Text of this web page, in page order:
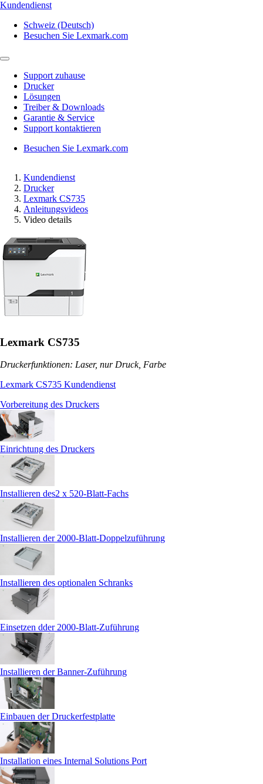
Kundendienst
Schweiz (Deutsch)
Besuchen Sie Lexmark.com
Support zuhause
Drucker
Lösungen
Treiber & Downloads
Garantie & Service
Support kontaktieren
Besuchen Sie Lexmark.com
Kundendienst
Drucker
Lexmark CS735
Anleitungsvideos
Video details
Lexmark CS735
Druckerfunktionen: Laser, nur Druck, Farbe
Lexmark CS735 Kundendienst
Vorbereitung des Druckers
Einrichtung des Druckers
Installieren des2 x 520-Blatt-Fachs
Installieren der 2000-Blatt-Doppelzuführung
Installieren des optionalen Schranks
Einsetzen dder 2000-Blatt-Zuführung
Installieren der Banner-Zuführung
Einbauen der Druckerfestplatte
Installation eines Internal Solutions Port